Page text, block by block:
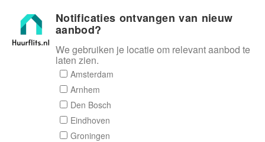
Huurflits
Reactieformulier
Huurflits
Notificaties ontvangen van nieuw
aanbod?
We gebruiken je locatie om relevant aanbod te
laten zien.
Amsterdam
Arnhem
Den Bosch
Eindhoven
Groningen